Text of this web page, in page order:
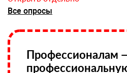
Все опросы
Профессионалам